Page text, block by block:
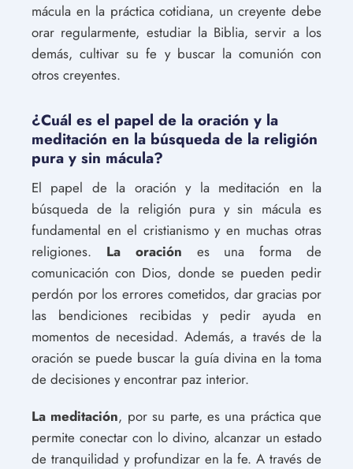
mácula en la práctica cotidiana, un creyente debe
orar regularmente, estudiar la Biblia, servir a los
demás, cultivar su fe y buscar la comunión con
otros creyentes.
¿Cuál es el papel de la oración y la
meditación en la búsqueda de la religión
pura y sin mácula?
El papel de la oración y la meditación en la
búsqueda de la religión pura y sin mácula es
fundamental en el cristianismo y en muchas otras
religiones. La oración es una forma de
comunicación con Dios, donde se pueden pedir
perdón por los errores cometidos, dar gracias por
las bendiciones recibidas y pedir ayuda en
momentos de necesidad. Además, a través de la
oración se puede buscar la guía divina en la toma
de decisiones y encontrar paz interior.
La meditación, por su parte, es una práctica que
permite conectar con lo divino, alcanzar un estado
de tranquilidad y profundizar en la fe. A través de